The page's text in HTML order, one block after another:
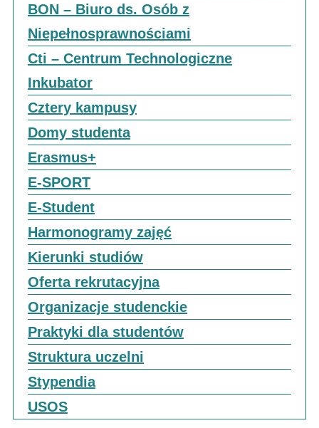
BON – Biuro ds. Osób z
Niepełnosprawnościami
Cti – Centrum Technologiczne
Inkubator
Cztery kampusy
Domy studenta
Erasmus+
E-SPORT
E-Student
Harmonogramy zajęć
Kierunki studiów
Oferta rekrutacyjna
Organizacje studenckie
Praktyki dla studentów
Struktura uczelni
Stypendia
USOS